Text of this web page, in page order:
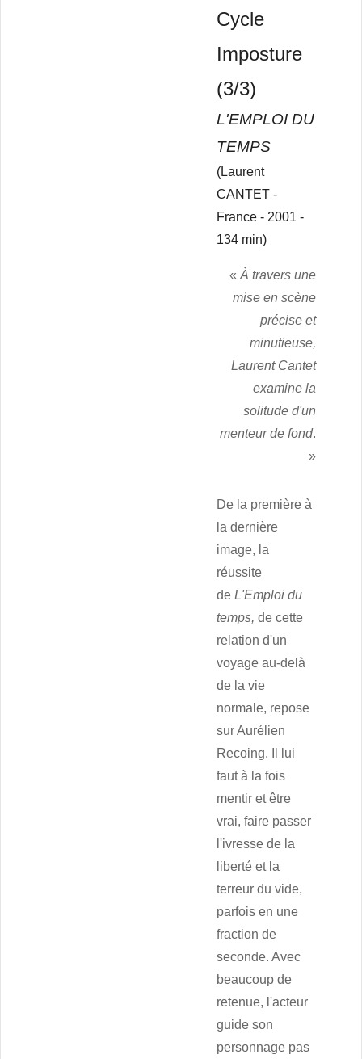
Cycle
Imposture
(3/3)
L'EMPLOI DU
TEMPS
(Laurent
CANTET -
France - 2001 -
134 min)
« À travers une
mise en scène
précise et
minutieuse,
Laurent Cantet
examine la
solitude d'un
menteur de fond.
»
De la première à
la dernière
image, la
réussite
deL'Emploi du
temps,de cette
relation d'un
voyage au-delà
de la vie
normale, repose
sur Aurélien
Recoing. Il lui
faut à la fois
mentir et être
vrai, faire passer
l'ivresse de la
liberté et la
terreur du vide,
parfois en une
fraction de
seconde. Avec
beaucoup de
retenue, l'acteur
guide son
personnage pas